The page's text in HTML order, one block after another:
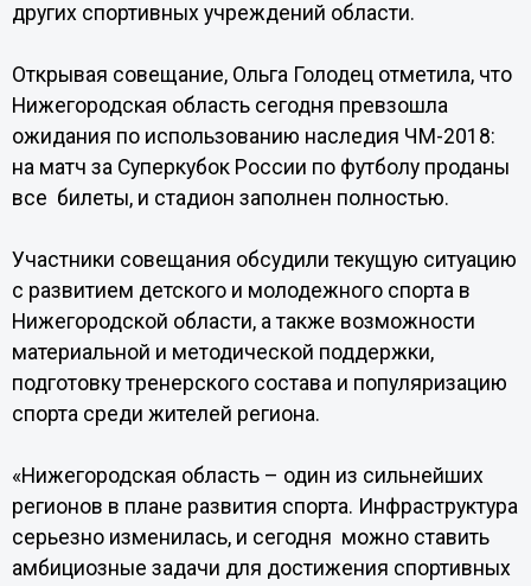
других спортивных учреждений области.
Открывая совещание, Ольга Голодец отметила, что
Нижегородская область сегодня превзошла
ожидания по использованию наследия ЧМ-2018:
на матч за Суперкубок России по футболу проданы
все билеты, и стадион заполнен полностью.
Участники совещания обсудили текущую ситуацию
с развитием детского и молодежного спорта в
Нижегородской области, а также возможности
материальной и методической поддержки,
подготовку тренерского состава и популяризацию
спорта среди жителей региона.
«Нижегородская область – один из сильнейших
регионов в плане развития спорта. Инфраструктура
серьезно изменилась, и сегодня можно ставить
амбициозные задачи для достижения спортивных